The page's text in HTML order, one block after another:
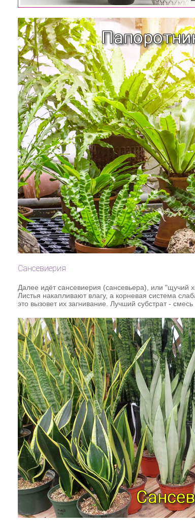
Сансевиерия
Далее идёт сансевиерия (сансевьера), или "щучий
Листья накапливают влагу, а корневая система
это вызовет их загнивание. Лучший субстрат -